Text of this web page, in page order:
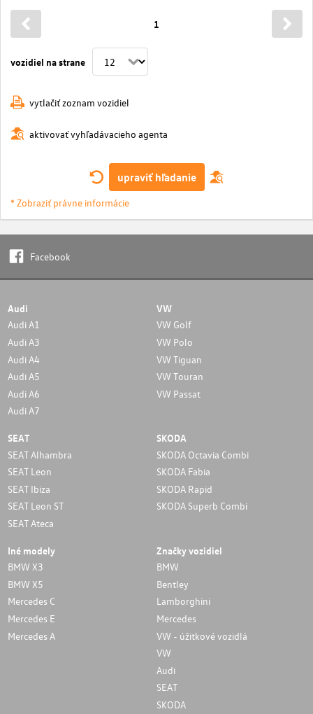
vozidiel na strane
1
vytlačiť zoznam vozidiel
aktivovať vyhľadávacieho agenta
upraviť hľadanie
* Zobraziť právne informácie
Facebook
Audi
Audi A1
Audi A3
Audi A4
Audi A5
Audi A6
Audi A7
VW
VW Golf
VW Polo
VW Tiguan
VW Touran
VW Passat
SEAT
SEAT Alhambra
SEAT Leon
SEAT Ibiza
SEAT Leon ST
SEAT Ateca
SKODA
SKODA Octavia Combi
SKODA Fabia
SKODA Rapid
SKODA Superb Combi
Iné modely
BMW X3
BMW X5
Mercedes C
Mercedes E
Mercedes A
Značky vozidiel
BMW
Bentley
Lamborghini
Mercedes
VW - úžitkové vozidlá
VW
Audi
SEAT
SKODA